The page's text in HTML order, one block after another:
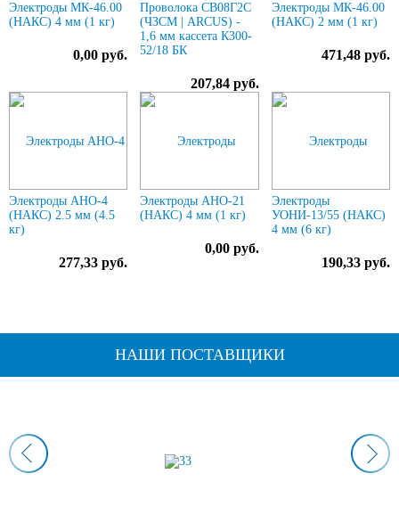
Электроды МК-46.00
(НАКС) 4 мм (1 кг)
0,00 руб.
Проволока СВ08Г2С
(ЧЗСМ | ARCUS) -
1,6 мм кассета К300-
52/18 БК
207,84 руб.
Электроды МК-46.00
(НАКС) 2 мм (1 кг)
471,48 руб.
Электроды АНО-4
(НАКС) 2.5 мм (4.5
кг)
277,33 руб.
Электроды АНО-21
(НАКС) 4 мм (1 кг)
0,00 руб.
Электроды
УОНИ-13/55 (НАКС)
4 мм (6 кг)
190,33 руб.
НАШИ ПОСТАВЩИКИ